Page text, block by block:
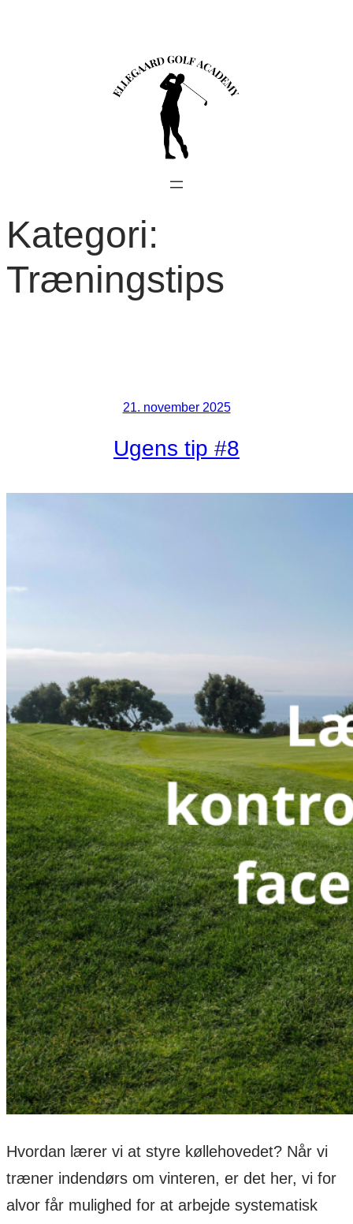
Kategori:
Træningstips
21. november 2025
Ugens tip #8
Hvordan lærer vi at styre køllehovedet? Når vi
træner indendørs om vinteren, er det her, vi for
alvor får mulighed for at arbejde systematisk